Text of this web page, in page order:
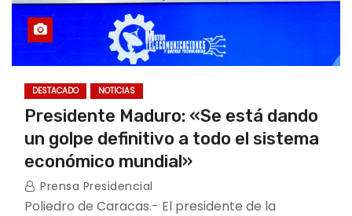
DESTACADO NOTICIAS
Presidente Maduro: «Se está dando
un golpe definitivo a todo el sistema
económico mundial»
Prensa Presidencial
Poliedro de Caracas.- El presidente de la